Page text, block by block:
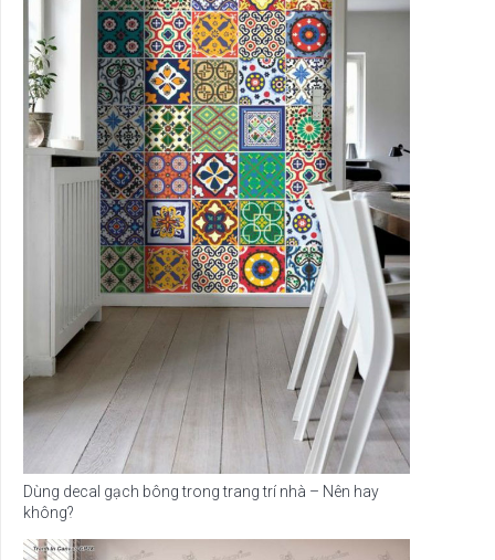
Dùng decal gạch bông trong trang trí nhà – Nên hay
không?